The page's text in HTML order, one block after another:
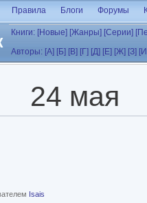
Правила Блоги Форумы
Книги: [Новые] [Жанры] [Серии]
Авторы: [А] [Б] [В] [Г] [Д] [Е] [Ж] [З]
24 мая
Isais